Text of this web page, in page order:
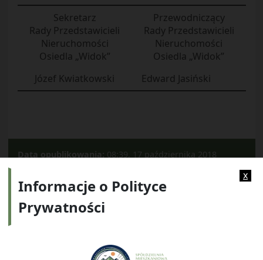
Sekretarz
Rady Przedstawicieli
Nieruchomości
Osiedla „Widok”
Józef Kwiatkowski
Przewodniczący
Rady Przedstawicieli
Nieruchomości
Osiedla „Widok”
Edward Jasiński
Data opublikowania: 08:39, 17 października 2018
x
Informacje o Polityce
Prywatności